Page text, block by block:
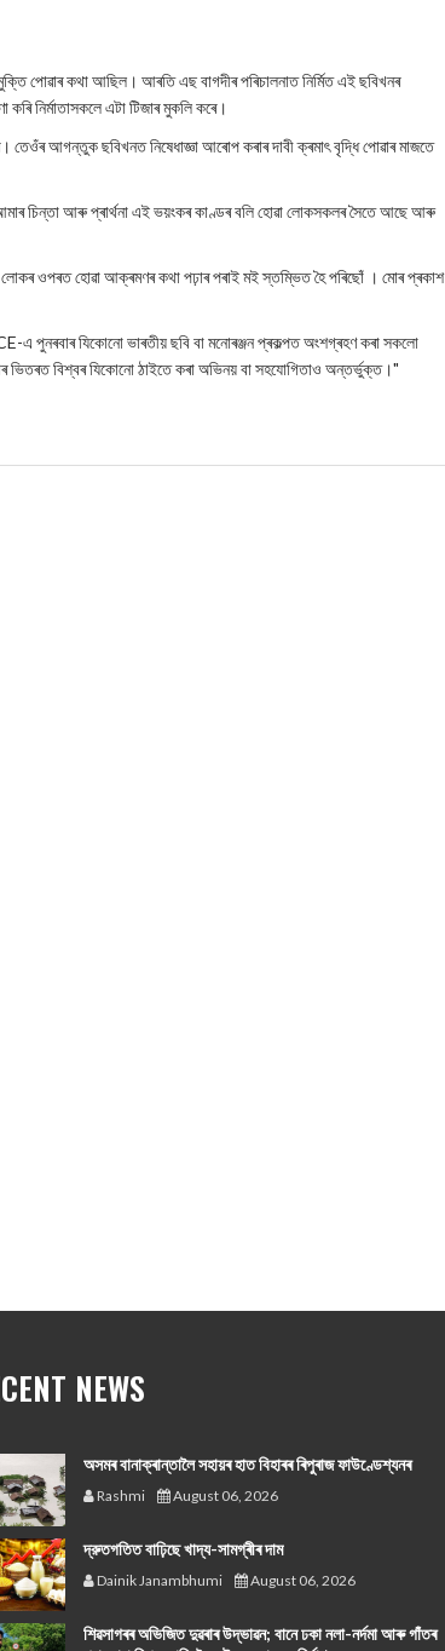
পোৱাৰ কথা আছিল। আৰতি এছ বাগদীৰ পৰিচালনাত নিৰ্মিত এই ছবিখনৰ
নিৰ্মাতাসকলে এটা টিজাৰ মুকলি কৰে।
তেওঁৰ আগন্তুক ছবিখনত নিষেধাজ্ঞা আৰোপ কৰাৰ দাবী ক্ৰমাৎ বৃদ্ধি পোৱাৰ মাজতে
চিন্তা আৰু প্ৰাৰ্থনা এই ভয়ংকৰ কাণ্ডৰ বলি হোৱা লোকসকলৰ সৈতে আছে আৰু
লোকৰ ওপৰত হোৱা আক্ৰমণৰ কথা পঢ়াৰ পৰাই মই স্তম্ভিত হৈ পৰিছোঁ । মোৰ প্ৰকাশ
পুনৰবাৰ যিকোনো ভাৰতীয় ছবি বা মনোৰঞ্জন প্ৰকল্পত অংশগ্ৰহণ কৰা সকলো
ভিতৰত বিশ্বৰ যিকোনো ঠাইতে কৰা অভিনয় বা সহযোগিতাও অন্তৰ্ভুক্ত।"
NEWS
অসমৰ বানাক্ৰান্তালৈ সহায়ৰ হাত বিহাৰৰ ৰিপুৰাজ ফাউণ্ডেশ্যনৰ
Rashmi August 06, 2026
দ্রুতগতিত বাঢ়িছে খাদ্য-সামগ্ৰীৰ দাম
Dainik Janambhumi August 06, 2026
শিৱসাগৰৰ অভিজিত দুৱৰাৰ উদ্ভাৱন; বানে ঢকা নলা-নৰ্দমা আৰু গাঁতৰ